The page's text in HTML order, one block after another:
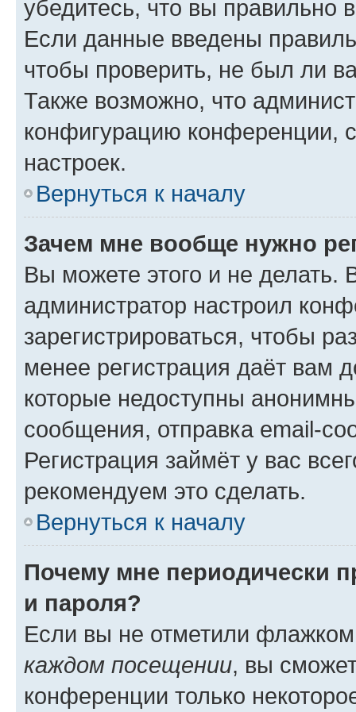
убедитесь, что вы правильно
Если данные введены
чтобы проверить, не был ли
Также возможно, что
конфигурацию конференции,
настроек.
Вернуться к началу
Зачем мне вообще нужно
Вы можете этого и не делать.
администратор настроил
зарегистрироваться, чтобы
менее регистрация даёт вам
которые недоступны
сообщения, отправка email-
Регистрация займёт у вас
рекомендуем это сделать.
Вернуться к началу
Почему мне периодически
и пароля?
Если вы не отметили
каждом посещении, вы
конференции только